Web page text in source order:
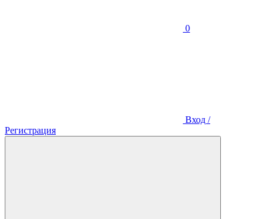
0
Вход /
Регистрация